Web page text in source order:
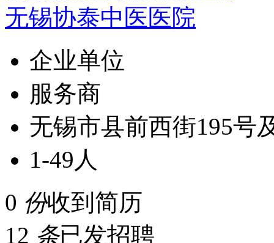
无锡协泰中医医院
企业单位
服务商
无锡市县前西街195号
1-49人
0 份收到简历
12 条已发招聘